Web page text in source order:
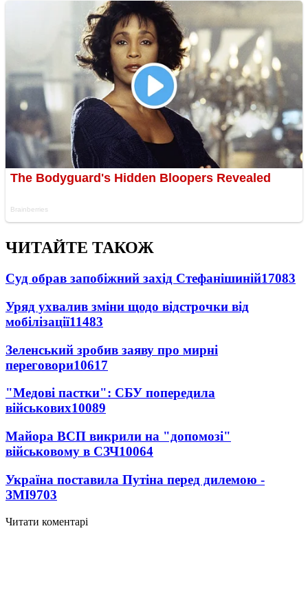
ЧИТАЙТЕ ТАКОЖ
Суд обрав запобіжний захід Стефанішиній17083
Уряд ухвалив зміни щодо відстрочки від
мобілізації11483
Зеленський зробив заяву про мирні
переговори10617
"Медові пастки": СБУ попередила
військових10089
Майора ВСП викрили на "допомозі"
військовому в СЗЧ10064
Україна поставила Путіна перед дилемою -
ЗМІ9703
Читати коментарі